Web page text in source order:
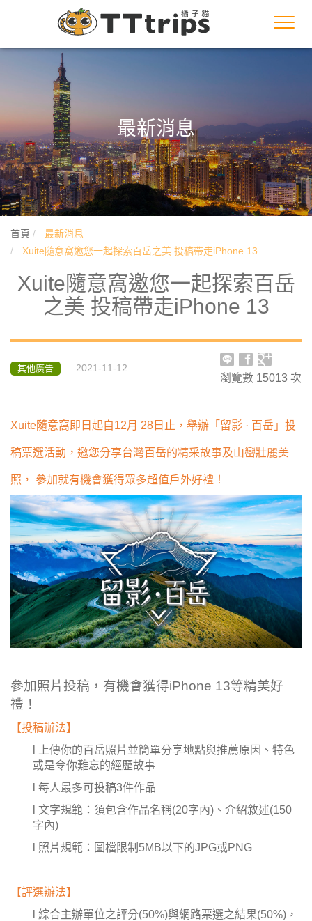
最新消息
首頁
最新消息
Xuite隨意窩邀您一起探索百岳之美 投稿帶走iPhone 13
Xuite隨意窩邀您一起探索百岳
之美 投稿帶走iPhone 13
其他廣告 2021-11-12
瀏覽數 15013 次
Xuite隨意窩即日起自12月 28日止，舉辦「留影 · 百岳」投
稿票選活動，邀您分享台灣百岳的精采故事及山巒壯麗美
照， 參加就有機會獲得眾多超值戶外好禮！
參加照片投稿，有機會獲得iPhone 13等精美好
禮！
【投稿辦法】
l 上傳你的百岳照片並簡單分享地點與推薦原因、特色
或是令你難忘的經歷故事
l 每人最多可投稿3件作品
l 文字規範：須包含作品名稱(20字內)、介紹敘述(150
字內)
l 照片規範：圖檔限制5MB以下的JPG或PNG
【評選辦法】
l 綜合主辦單位之評分(50%)與網路票選之結果(50%)，